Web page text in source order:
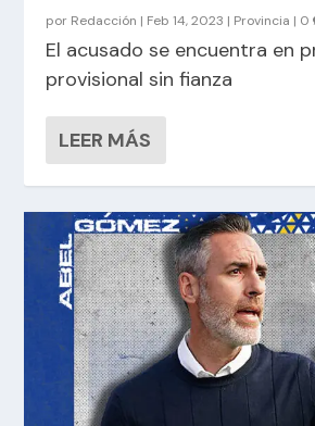
por Redacción | Feb 14, 2023 | Provincia | 0
El acusado se encuentra en
provisional sin fianza
LEER MÁS